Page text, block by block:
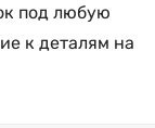
под любую
к деталям на